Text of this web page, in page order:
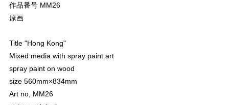
作品番号 MM26
原画
Title "Hong Kong"
Mixed media with spray paint art
spray paint on wood
size 560mm×834mm
Art no, MM26